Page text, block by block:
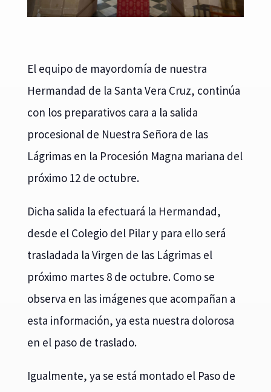
El equipo de mayordomía de nuestra
Hermandad de la Santa Vera Cruz, continúa
con los preparativos cara a la salida
procesional de Nuestra Señora de las
Lágrimas en la Procesión Magna mariana del
próximo 12 de octubre.
Dicha salida la efectuará la Hermandad,
desde el Colegio del Pilar y para ello será
trasladada la Virgen de las Lágrimas el
próximo martes 8 de octubre. Como se
observa en las imágenes que acompañan a
esta información, ya esta nuestra dolorosa
en el paso de traslado.
Igualmente, ya se está montado el Paso de